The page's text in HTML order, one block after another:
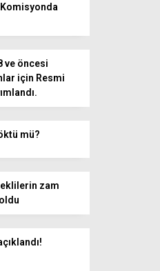
ve öncesi
için Resmi
mü?
zam